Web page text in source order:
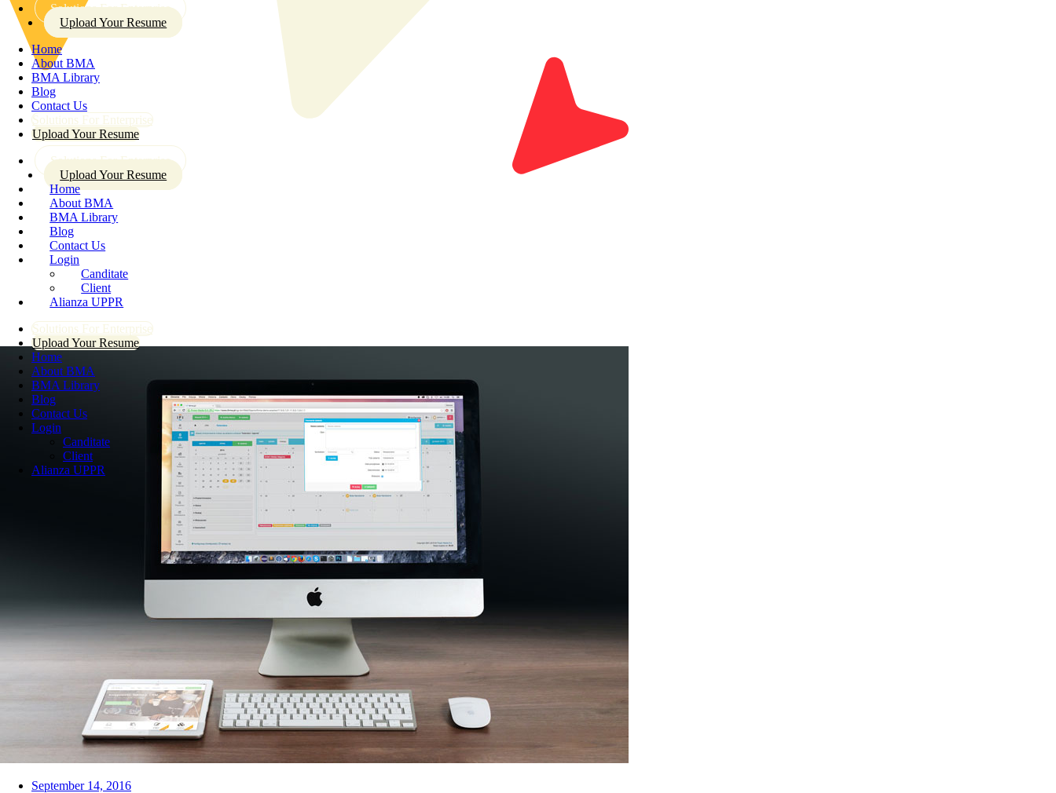
Solutions For Enterprise
Upload Your Resume
Home
About BMA
BMA Library
Blog
Contact Us
Solutions For Enterprise
Upload Your Resume
Solutions For Enterprise
Upload Your Resume
Home
About BMA
BMA Library
Blog
Contact Us
Login
Canditate
Client
Alianza UPPR
Solutions For Enterprise
Upload Your Resume
Home
About BMA
BMA Library
Blog
Contact Us
Login
Canditate
Client
Alianza UPPR
September 14, 2016